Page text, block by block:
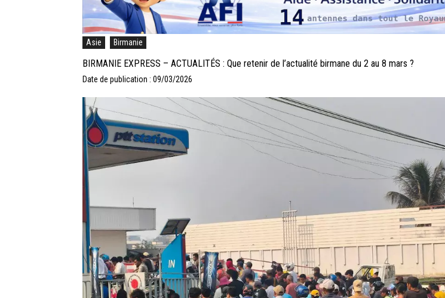
Asie Birmanie
BIRMANIE EXPRESS – ACTUALITÉS : Que retenir de l’actualité birmane du 2 au 8 mars ?
Date de publication : 09/03/2026